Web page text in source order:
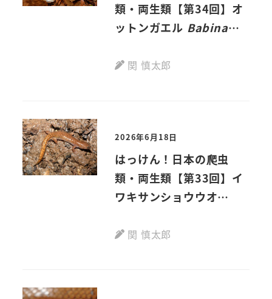
類・両生類【第34回】オ
ットンガエル Babina
1908)
関 慎太郎
2026年6月18日
はっけん！日本の爬虫
類・両生類【第33回】イ
ワキサンショウウオ
(Matsui, Misawa,
関 慎太郎